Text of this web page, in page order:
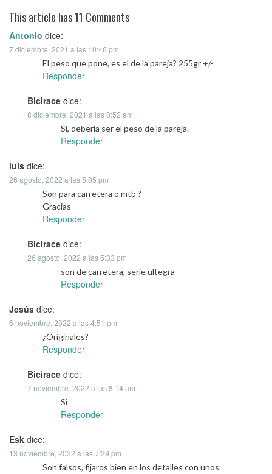
This article has 11 Comments
Antonio dice:
7 diciembre, 2021 a las 10:46 pm
El peso que pone, es el de la pareja? 255gr +/-
Responder
Bicirace dice:
8 diciembre, 2021 a las 8:52 am
Si, debería ser el peso de la pareja.
Responder
luis dice:
26 agosto, 2022 a las 5:05 pm
Son para carretera o mtb ?
Gracias
Responder
Bicirace dice:
26 agosto, 2022 a las 5:33 pm
son de carretera, serie ultegra
Responder
Jesús dice:
6 noviembre, 2022 a las 4:51 pm
¿Originales?
Responder
Bicirace dice:
7 noviembre, 2022 a las 8:14 am
Si
Responder
Esk dice:
13 noviembre, 2022 a las 7:29 pm
Son falsos, fijaros bien en los detalles con unos